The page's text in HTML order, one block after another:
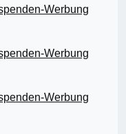
Werbung
Werbung
Werbung